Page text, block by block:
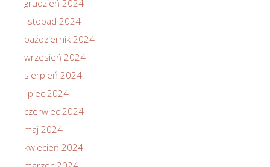
grudzień 2024
listopad 2024
październik 2024
wrzesień 2024
sierpień 2024
lipiec 2024
czerwiec 2024
maj 2024
kwiecień 2024